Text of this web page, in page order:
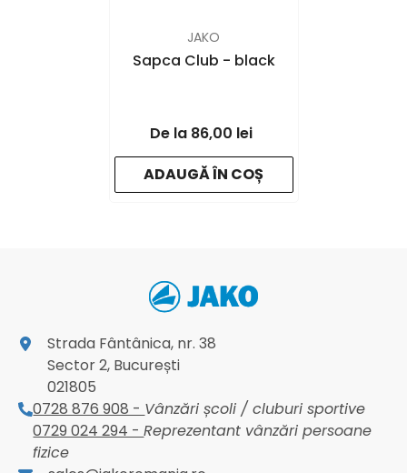
JAKO
Sapca Club - black
86,00 lei
ADAUGĂ ÎN COȘ
Strada Fântânica, nr. 38
Sector 2, București
021805
0728 876 908 -Vânzări școli / cluburi sportive
0729 024 294 -Reprezentant vânzări persoane
fizice